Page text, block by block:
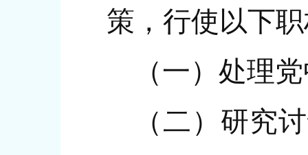
策，行使以下
（一）处理
（二）研究